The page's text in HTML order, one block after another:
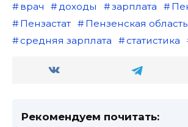
врач доходы зарплата
Пензастат
Пензенская область
средняя зарплата
статистика
Рекомендуем почитать: